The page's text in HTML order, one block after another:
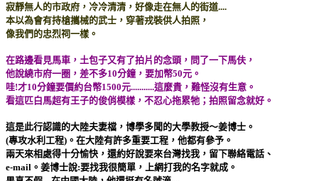
寂靜無人的市政府，冷冷清清，好像走在無人的街道....
本以為會有持槍攜械的武士，穿著戎裝供人拍照，
像我們的忠烈祠一樣。
在路邊看見馬車，土包子又有了拍片的念頭，問了一下馬伕，
他說繞市府一圈，差不多10分鐘，要加幣50元。
哇!才10分鐘要價約台幣1500元...........這麼貴，難怪沒有生意。
看這匹白馬超有王子的俊俏模樣，不忍心拖累牠；拍照留念就好。
這是此行認識的大陸夫妻檔，博學多聞的大學教授～姜博士。
(專攻水利工程)。在大陸有許多重要工程，他都有參予。
兩天來相處得十分愉快，還約好說要來台灣找我，留下聯絡電話、
e-mail。姜博士說:要找我很簡單，上網打我的名字就成。